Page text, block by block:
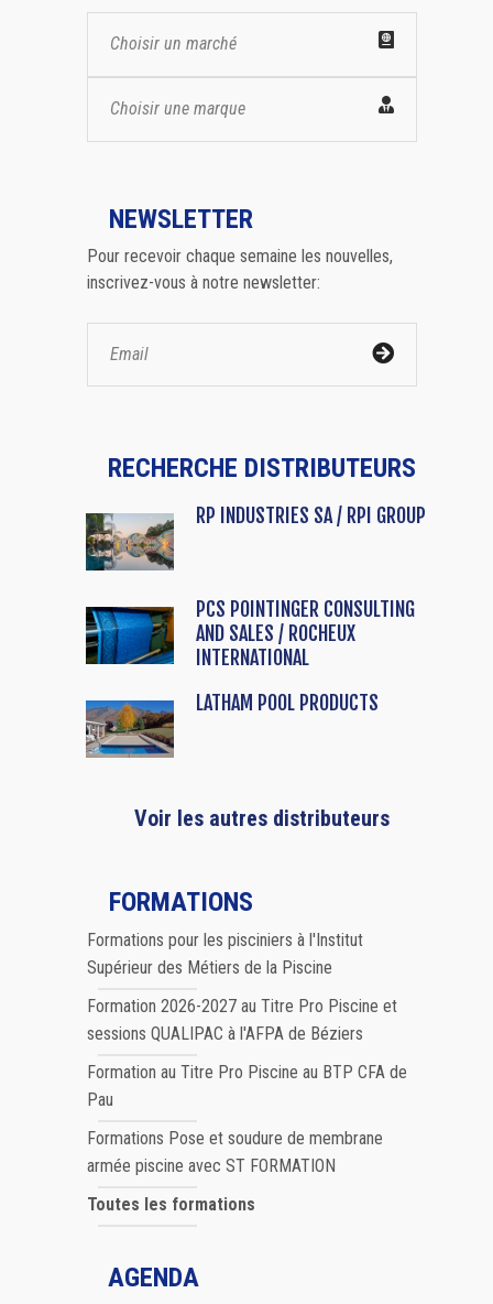
Choisir un marché
Choisir une marque
NEWSLETTER
Pour recevoir chaque semaine les nouvelles,
inscrivez-vous à notre newsletter:
RECHERCHE DISTRIBUTEURS
RP INDUSTRIES SA / RPI GROUP
PCS POINTINGER CONSULTING
AND SALES / ROCHEUX
INTERNATIONAL
LATHAM POOL PRODUCTS
Voir les autres distributeurs
FORMATIONS
Formations pour les pisciniers à l'Institut
Supérieur des Métiers de la Piscine
Formation 2026-2027 au Titre Pro Piscine et
sessions QUALIPAC à l'AFPA de Béziers
Formation au Titre Pro Piscine au BTP CFA de
Pau
Formations Pose et soudure de membrane
armée piscine avec ST FORMATION
Toutes les formations
AGENDA